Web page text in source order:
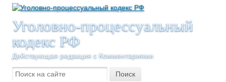
Уголовно-процессуальный
кодекс РФ
Действующая редакция с Комментариями